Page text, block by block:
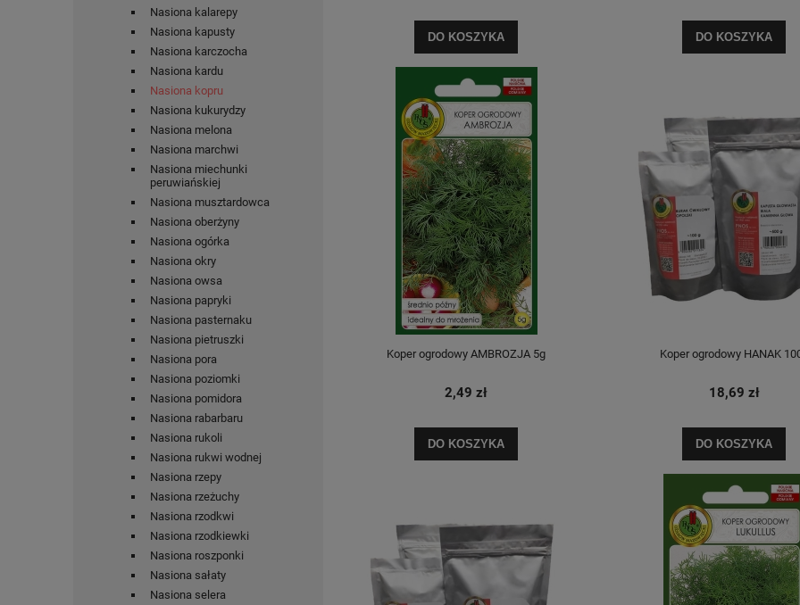
Nasiona kalarepy
Nasiona kapusty
Nasiona karczocha
Nasiona kardu
Nasiona kopru
Nasiona kukurydzy
Nasiona melona
Nasiona marchwi
Nasiona miechunki
peruwiańskiej
Nasiona musztardowca
Nasiona oberżyny
Nasiona ogórka
Nasiona okry
Nasiona owsa
Nasiona papryki
Nasiona pasternaku
Nasiona pietruszki
Nasiona pora
Nasiona poziomki
Nasiona pomidora
Nasiona rabarbaru
Nasiona rukoli
Nasiona rukwi wodnej
Nasiona rzepy
Nasiona rzeżuchy
Nasiona rzodkwi
Nasiona rzodkiewki
Nasiona roszponki
Nasiona sałaty
Nasiona selera
DO KOSZYKA DO KOSZYKA
Koper ogrodowy AMBROZJA 5g
2,49 zł
DO KOSZYKA
Koper ogrodowy HANAK
18,69 zł
DO KOSZYKA